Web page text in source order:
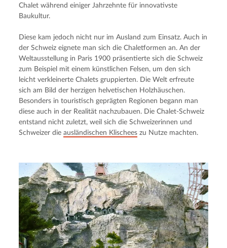
Chalet während einiger Jahrzehnte für innovativste
Baukultur.
Diese kam jedoch nicht nur im Ausland zum Einsatz. Auch in
der Schweiz eignete man sich die Chaletformen an. An der
Weltausstellung in Paris 1900 präsentierte sich die Schweiz
zum Beispiel mit einem künstlichen Felsen, um den sich
leicht verkleinerte Chalets gruppierten. Die Welt erfreute
sich am Bild der herzigen helvetischen Holzhäuschen.
Besonders in touristisch geprägten Regionen begann man
diese auch in der Realität nachzubauen. Die Chalet-Schweiz
entstand nicht zuletzt, weil sich die Schweizerinnen und
Schweizer die ausländischen Klischees zu Nutze machten.